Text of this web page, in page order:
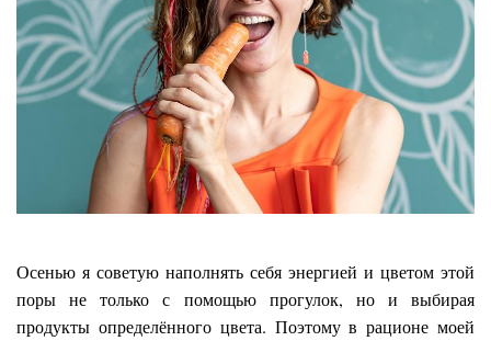
Осенью я советую наполнять себя энергией и цветом этой
поры не только с помощью прогулок, но и выбирая
продукты определённого цвета. Поэтому в рационе моей